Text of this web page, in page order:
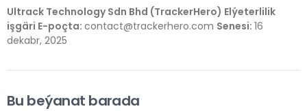
Ultrack Technology Sdn Bhd (TrackerHero) Elýeterlilik
işgäri E-poçta: contact@trackerhero.com Senesi: 16
dekabr, 2025
Bu beýanat barada